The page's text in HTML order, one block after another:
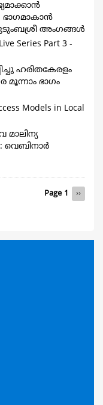
അംഗങ്ങള്‍
Series Part 3 -
ഹരിതകേരളം
ഭാഗം
Models in Local
Page 1
Next
››